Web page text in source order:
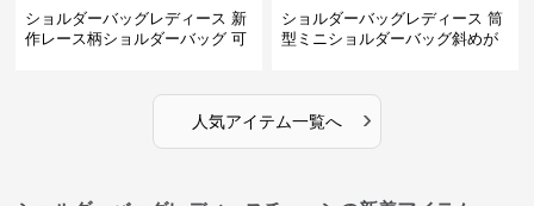
ショルダーバッグレディース 新
作レース柄ショルダーバッグ 可
ショルダーバッグレディース 筒
型ミニショルダーバッグ斜めが
人気アイテム一覧へ ›